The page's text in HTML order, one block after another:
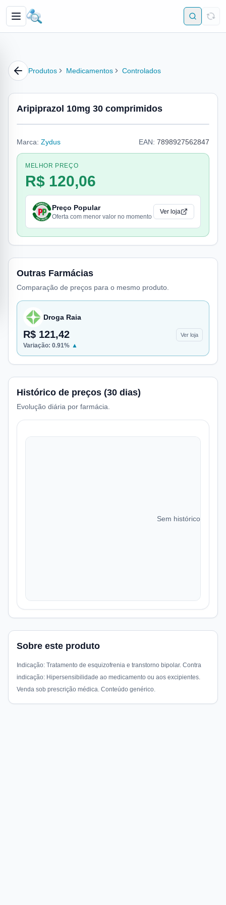
Produtos Medicamentos Controlados
Aripiprazol 10mg 30 comprimidos
Marca: Zydus EAN: 7898927562847
MELHOR PREÇO
R$ 120,06
Preço Popular
Oferta com menor valor no momento
Ver loja
Outras Farmácias
Comparação de preços para o mesmo produto.
Droga Raia
R$ 121,42 Ver loja
Variação: 0.91% ▲
Histórico de preços (30 dias)
Evolução diária por farmácia.
Sem histórico de
Sobre este produto
Indicação: Tratamento de esquizofrenia e transtorno bipolar. Contra
indicação: Hipersensibilidade ao medicamento ou aos excipientes.
Venda sob prescrição médica. Conteúdo genérico.